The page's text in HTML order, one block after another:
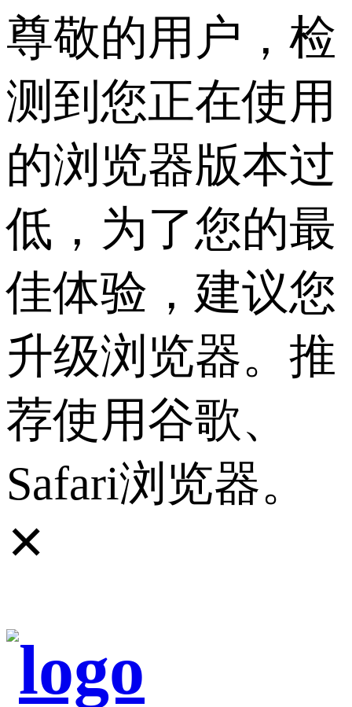
尊敬的用户，检
测到您正在使用
的浏览器版本过
低，为了您的最
佳体验，建议您
升级浏览器。推
荐使用谷歌、
Safari浏览器。
✕